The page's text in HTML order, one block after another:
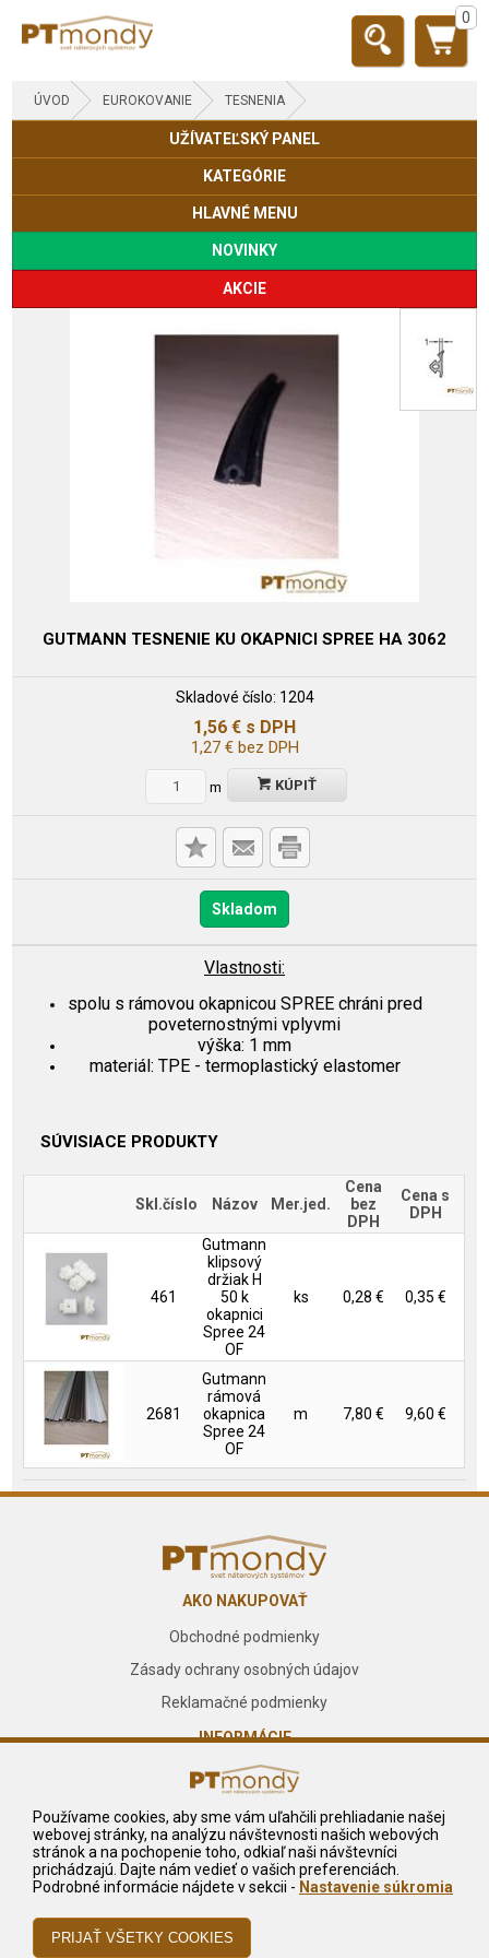
0
ÚVOD EUROKOVANIE TESNENIA
UŽÍVATEĽSKÝ PANEL
KATEGÓRIE
HLAVNÉ MENU
NOVINKY
AKCIE
GUTMANN TESNENIE KU OKAPNICI SPREE HA 3062
Skladové číslo: 1204
1,56 € s DPH
1,27 €bez DPH
m KÚPIŤ
Skladom
Vlastnosti:
spolu s rámovou okapnicou SPREE chráni pred
poveternostnými vplyvmi
výška: 1 mm
materiál: TPE - termoplastický elastomer
SÚVISIACE PRODUKTY
Skl.číslo Názov Mer.jed.
Cena
bez
DPH
Cena s
DPH
461
Gutmann
klipsový
držiak H
50 k
okapnici
Spree 24
OF
ks 0,28 € 0,35 €
2681
Gutmann
rámová
okapnica
Spree 24
OF
m 7,80 € 9,60 €
AKO NAKUPOVAŤ
Obchodné podmienky
Zásady ochrany osobných údajov
Reklamačné podmienky
INFORMÁCIE
O nás
Služby
NA STIAHNUTIE
Odstúpiť od zmluvy tu
Používame cookies, aby sme vám uľahčili prehliadanie našej
webovej stránky, na analýzu návštevnosti našich webových
stránok a na pochopenie toho, odkiaľ naši návštevníci
prichádzajú. Dajte nám vedieť o vašich preferenciách.
Podrobné informácie nájdete v sekcii - Nastavenie súkromia